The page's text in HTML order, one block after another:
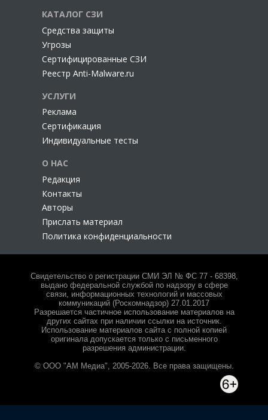
КАТАЛОГ СЗИ
Cредства защиты
Угрозы
Сертифицированные СЗИ
Реестр Anti-Malware.ru
УСЛУГИ
Реклама
Сертификация
Индивидуальные тесты
О НАС
Редакция
Контакты
Авторы
Прислать материал
Политика конфиденциальности
Свидетельство о регистрации СМИ ЭЛ № ФС 77 - 68398,
выдано федеральной службой по надзору в сфере
связи, информационных технологий и массовых
коммуникаций (Роскомнадзор) 27.01.2017
Разрешается частичное использование материалов на
других сайтах при наличии ссылки на источник.
Использование материалов сайта с полной копией
оригинала допускается только с письменного
разрешения администрации.
© ООО "АМ Медиа", 2005-2026. Все права защищены.